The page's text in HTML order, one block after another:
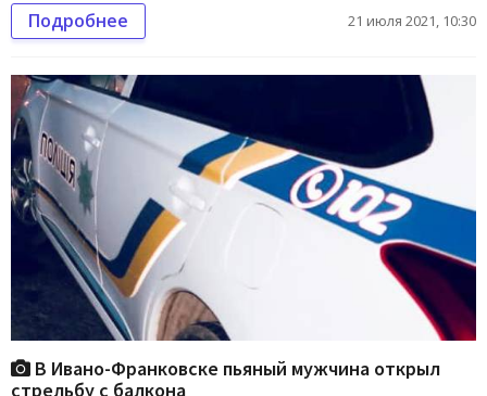
Подробнее 21 июля 2021, 10:30
В Ивано-Франковске пьяный мужчина открыл
стрельбу с балкона